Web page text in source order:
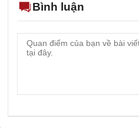
Bình luận